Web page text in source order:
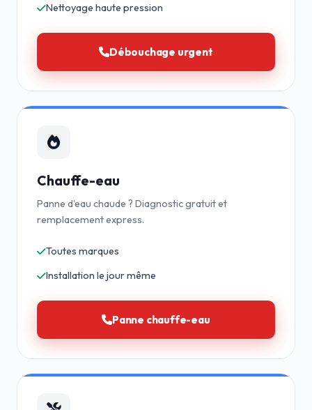
Nettoyage haute pression
Débouchage urgent
Chauffe-eau
Panne d'eau chaude ? Diagnostic gratuit et
remplacement express.
Toutes marques
Installation le jour même
Panne chauffe-eau